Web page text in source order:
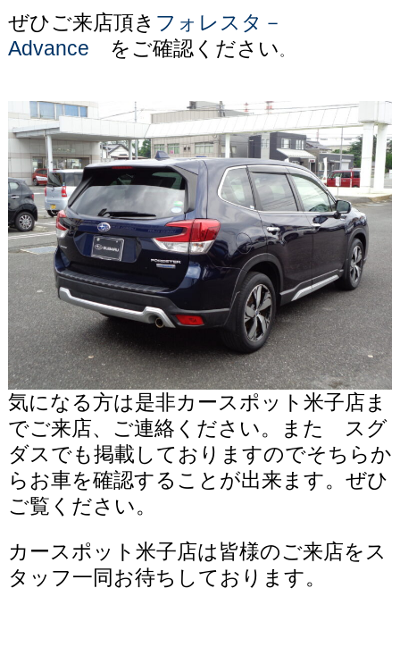
ぜひご来店頂き フォレスタ－
Advance をご確認ください 。
気になる方は是非カースポット米子店ま
でご来店、ご連絡ください。また スグ
ダスでも掲載しておりますのでそちらか
らお車を確認することが出来ます。ぜひ
ご覧ください。
カースポット米子店は皆様のご来店をス
タッフ一同お待ちしております。